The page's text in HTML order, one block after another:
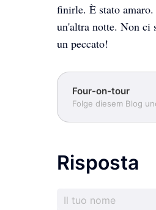
finirle. È stato
un'altra notte. Non ci
un peccato!
Four-on-tour
Folge diesem Blog
Risposta